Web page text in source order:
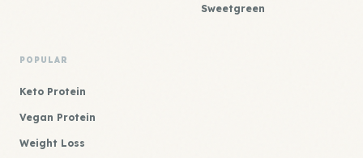
Sweetgreen
POPULAR
Keto Protein
Vegan Protein
Weight Loss